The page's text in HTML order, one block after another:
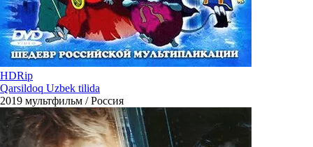
HDRip
Qarsildoq Uzbek tilida
2019 мультфильм / Россия